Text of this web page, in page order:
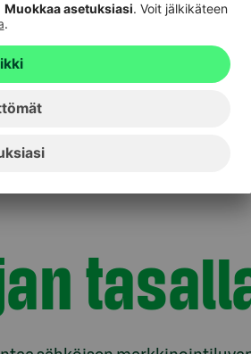
on
50 000 euroa ja